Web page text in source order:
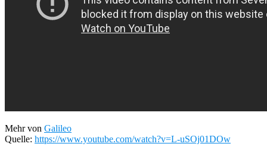
Mehr von Galileo
Quelle: https://www.youtube.com/watch?v=L-uSOj01DOw